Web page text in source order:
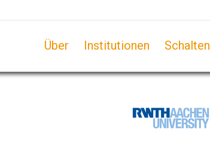
Über Institutionen Schalten